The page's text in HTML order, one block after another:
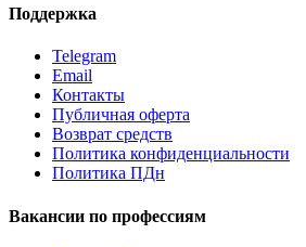
Поддержка
Telegram
Email
Контакты
Публичная оферта
Возврат средств
Политика конфиденциальности
Политика ПДн
Вакансии по профессиям